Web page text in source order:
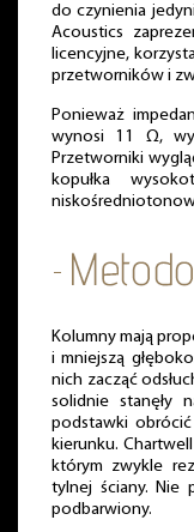
do czynienia
Acoustics
licencyjne,
przetworników i
Ponieważ
wynosi 11 Ω,
Przetworniki
kopułka
Kolumny mają
i mniejszą
nich zacząć
solidnie stanęły
podstawki
kierunku.
którym zwykle
tylnej ściany. Nie
podbarwiony.